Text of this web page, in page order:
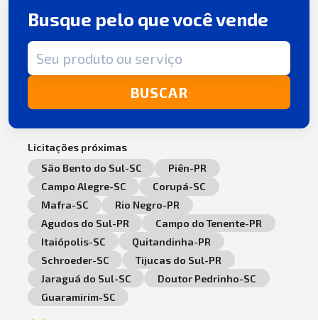
Busque pelo que você vende
Termo de busca
BUSCAR
Licitações próximas
São Bento do Sul-SC
Piên-PR
Campo Alegre-SC
Corupá-SC
Mafra-SC
Rio Negro-PR
Agudos do Sul-PR
Campo do Tenente-PR
Itaiópolis-SC
Quitandinha-PR
Schroeder-SC
Tijucas do Sul-PR
Jaraguá do Sul-SC
Doutor Pedrinho-SC
Guaramirim-SC